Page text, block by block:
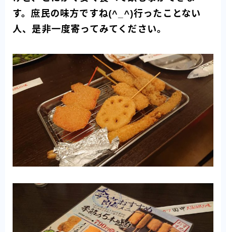
す。庶民の味方ですね(^_^)行ったことない
人、是非一度寄ってみてください。